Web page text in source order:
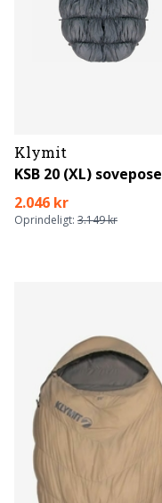
Klymit
KSB 20 (XL) sovepose
2.046 kr
Oprindeligt: 3.149 kr